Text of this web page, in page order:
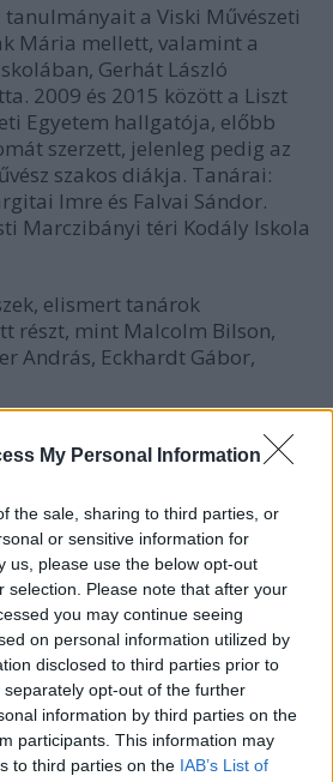
My Personal Information
the sale, sharing to third parties, or
or sensitive information for
us, please use the below opt-out
selection. Please note that after your
you may continue seeing
on personal information utilized by
disclosed to third parties prior to
opt-out of the further
information by third parties on the
participants. This information may
to third parties on the IAB’s List of
tanulmányait a Viski Művészeti
Mária mellett, valamint a
Gerhát László
2009 és 2015 között a Liszt
Egyetem hallgatója, előbb
szerzett, jelenleg pedig az
szakos diákja. Tanárai:
Imre és Falvai Sándor.
Marczibányi téri Kodály Iskola
elismert tanárok
részt, mint Malcolm Bilson,
András, Eckhardt Gábor,
és Nádor termében,
a FÚGÁ-ban, a MüPa
Emellett Európa több
Máltán, Belgiumban,
és a Kárpátalján szerepelt
kamarazenészként egyaránt.
Nemzetközi Chopin
a Szegedi Országos
ahol játékát különdíjjal
Máltán a Vallettai
3. díját nyerte el.